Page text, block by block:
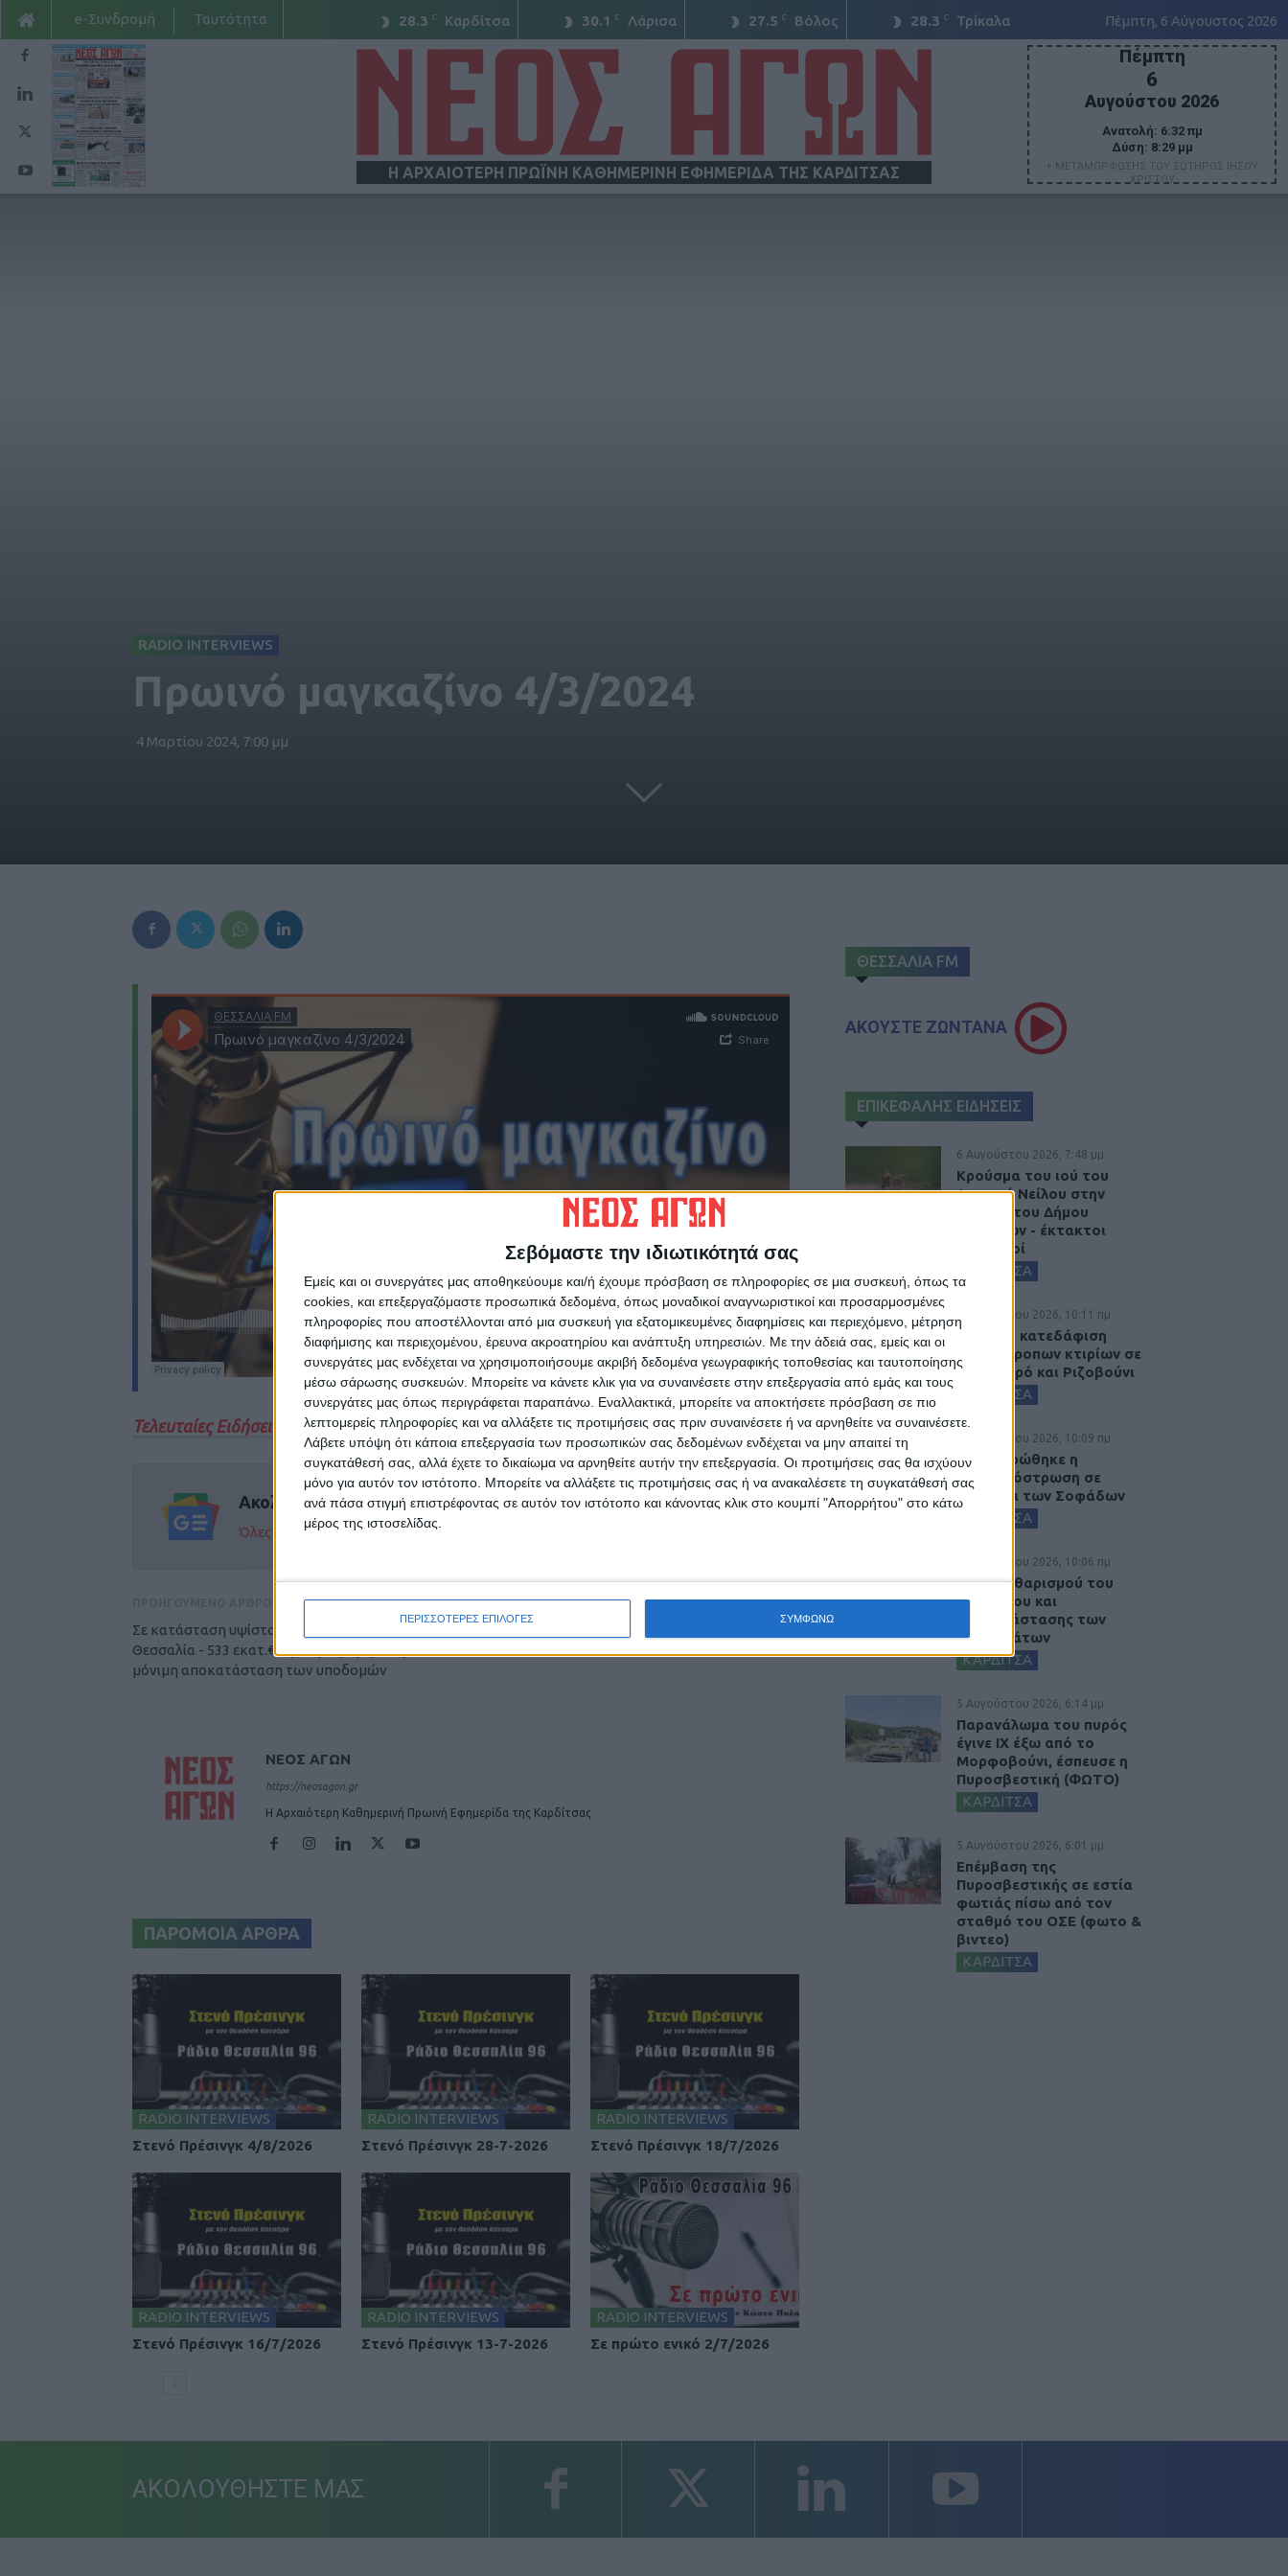
Σεβόμαστε την ιδιωτικότητά σας
Εμείς και οι συνεργάτες μας αποθηκεύουμε και/ή έχουμε πρόσβαση σε πληροφορίες σε μια συσκευή, όπως τα
cookies, και επεξεργαζόμαστε προσωπικά δεδομένα, όπως μοναδικοί αναγνωριστικοί και προσαρμοσμένες
πληροφορίες που αποστέλλονται από μια συσκευή για εξατομικευμένες διαφημίσεις και περιεχόμενο, μέτρηση
διαφήμισης και περιεχομένου, έρευνα ακροατηρίου και ανάπτυξη υπηρεσιών. Με την άδειά σας, εμείς και οι
συνεργάτες μας ενδέχεται να χρησιμοποιήσουμε ακριβή δεδομένα γεωγραφικής τοποθεσίας και ταυτοποίησης
μέσω σάρωσης συσκευών. Μπορείτε να κάνετε κλικ για να συναινέσετε στην επεξεργασία από εμάς και τους
συνεργάτες μας όπως περιγράφεται παραπάνω. Εναλλακτικά, μπορείτε να αποκτήσετε πρόσβαση σε πιο
λεπτομερείς πληροφορίες και να αλλάξετε τις προτιμήσεις σας πριν συναινέσετε ή να αρνηθείτε να συναινέσετε.
Λάβετε υπόψη ότι κάποια επεξεργασία των προσωπικών σας δεδομένων ενδέχεται να μην απαιτεί τη
συγκατάθεσή σας, αλλά έχετε το δικαίωμα να αρνηθείτε αυτήν την επεξεργασία. Οι προτιμήσεις σας θα ισχύουν
μόνο για αυτόν τον ιστότοπο. Μπορείτε να αλλάξετε τις προτιμήσεις σας ή να ανακαλέσετε τη συγκατάθεσή σας
ανά πάσα στιγμή επιστρέφοντας σε αυτόν τον ιστότοπο και κάνοντας κλικ στο κουμπί "Απορρήτου" στο κάτω
μέρος της ιστοσελίδας.
ΠΕΡΙΣΣΟΤΕΡΕΣ ΕΠΙΛΟΓΕΣ ΣΥΜΦΩΝΩ
28.3 C Καρδίτσα 30.1 C Λάρισα 27.5 C Βόλος 28.3 C Τρίκαλα Πέμπτη, 6 Αύγουστος 2026
e-Συνδρομή Ταυτότητα
Η ΑΡΧΑΙΟΤΕΡΗ ΠΡΩΪΝΗ ΚΑΘΗΜΕΡΙΝΗ ΕΦΗΜΕΡΙΔΑ ΤΗΣ ΚΑΡΔΙΤΣΑΣ
Πέμπτη
6
Αυγούστου 2026
Ανατολή: 6:32 πμ
Δύση: 8:29 μμ
+ ΜΕΤΑΜΟΡΦΩΣΗΣ ΤΟΥ ΣΩΤΗΡΟΣ ΙΗΣΟΥ
ΧΡΙΣΤΟΥ
RADIO INTERVIEWS
Πρωινό μαγκαζίνο 4/3/2024
4 Μαρτίου 2024, 7:00 μμ
Τελευταίες Ειδήσεις Σήμερα
Ακολούθησε την εφημερίδα ΝΕΟΣ ΑΓΩΝ στο Google News!
Όλες οι εξελίξεις στην περιοχή της Καρδίτσας και ευρύτερα της Θεσσαλίας
Σε κατάσταση υψίστου κινδύνου βρίσκεται η
Θεσσαλία - 533 εκατ.€ ζητά η Περιφέρεια για
μόνιμη αποκατάσταση των υποδομών
ΕΠΟΜΕΝΟ ΑΡΘΡΟ
ΝΕΟΣ ΑΓΩΝ
https://neosagon.gr
Η Αρχαιότερη Καθημερινή Πρωινή Εφημερίδα της Καρδίτσας
ΠΑΡΟΜΟΙΑ ΑΡΘΡΑ
RADIO INTERVIEWS
Στενό Πρέσινγκ 4/8/2026
RADIO INTERVIEWS
Στενό Πρέσινγκ 28-7-2026
RADIO INTERVIEWS
Στενό Πρέσινγκ 18/7/2026
RADIO INTERVIEWS
Στενό Πρέσινγκ 16/7/2026
RADIO INTERVIEWS
Στενό Πρέσινγκ 13-7-2026
RADIO INTERVIEWS
Σε πρώτο ενικό 2/7/2026
ΘΕΣΣΑΛΙΑ FM
ΑΚΟΥΣΤΕ ΖΩΝΤΑΝΑ
ΕΠΙΚΕΦΑΛΗΣ ΕΙΔΗΣΕΙΣ
6 Αυγούστου 2026, 7:48 μμ
Κρούσμα του ιού του
Δυτικού Νείλου στην
Κυψέλη του Δήμου
Σοφάδων - έκτακτοι
ψεκασμοί
ΚΑΡΔΙΤΣΑ
6 Αυγούστου 2026, 10:11 πμ
Ξεκινά η κατεδάφιση
ετοιμόρροπων κτιρίων σε
Αγναντερό και Ριζοβούνι
ΚΑΡΔΙΤΣΑ
6 Αυγούστου 2026, 10:09 πμ
Ολοκληρώθηκε η
ασφαλτόστρωση σε
τμήματα των Σοφάδων
ΚΑΡΔΙΤΣΑ
6 Αυγούστου 2026, 10:06 πμ
Έργο καθαρισμού του
Ρογόζινου και
αποκατάστασης των
αναχωμάτων
ΚΑΡΔΙΤΣΑ
5 Αυγούστου 2026, 6:14 μμ
Παρανάλωμα του πυρός
έγινε ΙΧ έξω από το
Μορφοβούνι, έσπευσε η
Πυροσβεστική (ΦΩΤΟ)
ΚΑΡΔΙΤΣΑ
5 Αυγούστου 2026, 6:01 μμ
Επέμβαση της
Πυροσβεστικής σε εστία
φωτιάς πίσω από τον
σταθμό του ΟΣΕ (φωτο &
βιντεο)
ΚΑΡΔΙΤΣΑ
ΑΚΟΛΟΥΘΗΣΤΕ ΜΑΣ